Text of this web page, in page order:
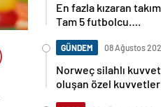
En fazla kızaran
Tam 5 futbolcu….
GÜNDEM 08 Ağustos
Norweç silahlı
oluşan özel